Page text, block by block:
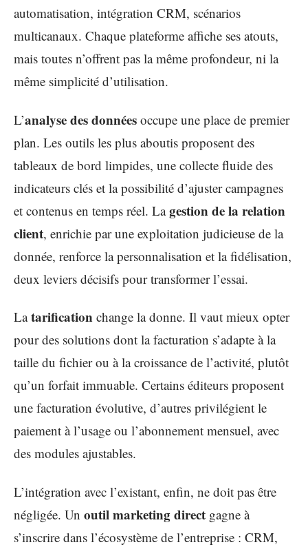
automatisation, intégration CRM, scénarios
multicanaux. Chaque plateforme affiche ses atouts,
mais toutes n’offrent pas la même profondeur, ni la
même simplicité d’utilisation.
L’analyse des données occupe une place de premier
plan. Les outils les plus aboutis proposent des
tableaux de bord limpides, une collecte fluide des
indicateurs clés et la possibilité d’ajuster campagnes
et contenus en temps réel. Lagestion de la relation
client, enrichie par une exploitation judicieuse de la
donnée, renforce la personnalisation et la fidélisation,
deux leviers décisifs pour transformer l’essai.
Latarification change la donne. Il vaut mieux opter
pour des solutions dont la facturation s’adapte à la
taille du fichier ou à la croissance de l’activité, plutôt
qu’un forfait immuable. Certains éditeurs proposent
une facturation évolutive, d’autres privilégient le
paiement à l’usage ou l’abonnement mensuel, avec
des modules ajustables.
L’intégration avec l’existant, enfin, ne doit pas être
négligée. Un outil marketing direct gagne à
s’inscrire dans l’écosystème de l’entreprise : CRM,